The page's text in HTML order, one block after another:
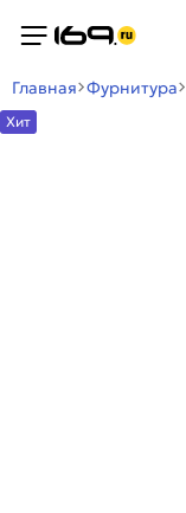
Главная Фурнитура
Хит